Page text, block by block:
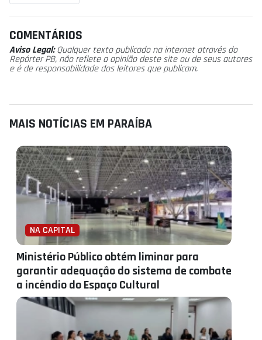
COMENTÁRIOS
Aviso Legal:Qualquer texto publicado na internet através do
Repórter PB, não reflete a opinião deste site ou de seus autores
e é de responsabilidade dos leitores que publicam.
MAIS NOTÍCIAS EM PARAÍBA
NA CAPITAL
Ministério Público obtém liminar para
garantir adequação do sistema de combate
a incêndio do Espaço Cultural